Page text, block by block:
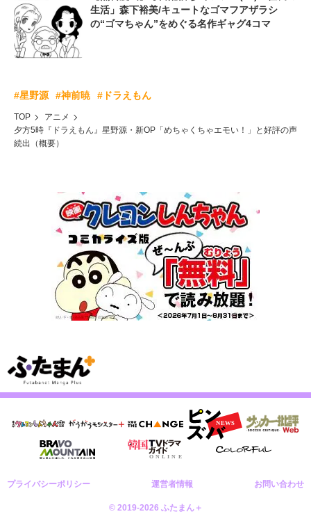
生活」森下裕美/キュートなゴマフアザラシ
の“ゴマちゃん”をめぐる名作ギャグ4コマ
#星野源 #神前暁 #ドラえもん
TOP
アニメ
夕方5時『ドラえもん』星野源・新OP「めちゃくちゃエモい！」と好評の声
続出（概要）
プライバシーポリシー 運営者情報 お問い合わせ
© 2019-2026 ふたまん＋